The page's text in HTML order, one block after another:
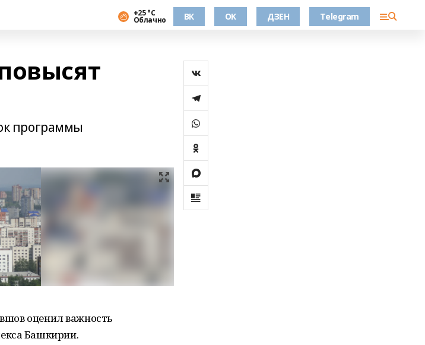
+25 °С
Облачно ВК OK ДЗЕН Telegram
программы
оценил важность
Башкирии.